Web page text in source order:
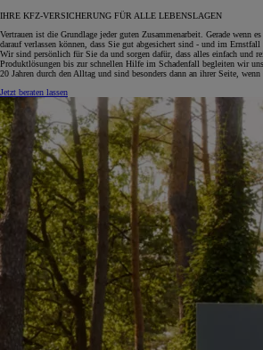
IHRE KFZ-VERSICHERUNG FÜR ALLE LEBENSLAGEN
Vertrauen ist die Grundlage jeder guten Zusammenarbeit. Gerade wenn
darauf verlassen können, dass Sie gut abgesichert sind - und im Ernstfall
Wir sind persönlich für Sie da und sorgen dafür, dass alles einfach und
Produktlösungen bis zur schnellen Hilfe im Schadenfall begleiten wir
20 Jahren durch den Alltag und sind besonders dann an ihrer Seite,
Jetzt beraten lassen